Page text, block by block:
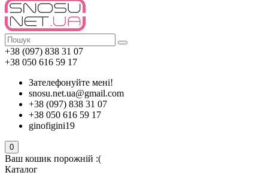
+38 (097) 838 31 07
+38 050 616 59 17
Зателефонуйте мені!
snosu.net.ua@gmail.com
+38 (097) 838 31 07
+38 050 616 59 17
ginofigini19
0
Ваш кошик порожній :(
Каталог